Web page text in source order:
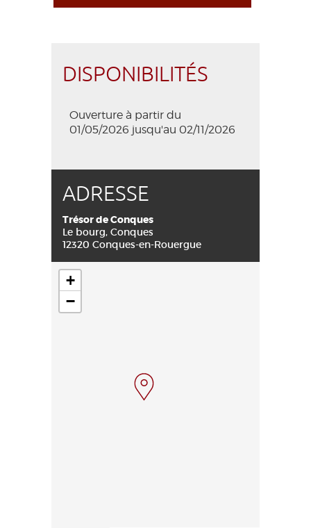
DISPONIBILITÉS
Ouverture à partir du
01/05/2026 jusqu'au 02/11/2026
ADRESSE
Trésor de Conques
Le bourg, Conques
12320 Conques-en-Rouergue
+
−